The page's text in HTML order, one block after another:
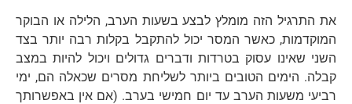
את התרגיל הזה מומלץ לבצע בשעות הערב, הלילה או הבוקר
המוקדמות, כאשר המסר יכול להתקבל בקלות רבה יותר בצד
השני שאינו עסוק בטרדות ודברים גדולים ויכול להיות במצב
קבלה. הימים הטובים ביותר לשליחת מסרים שכאלה הם, ימי
רביעי משעות הערב עד יום חמישי בערב. (אם אין באפשרותך